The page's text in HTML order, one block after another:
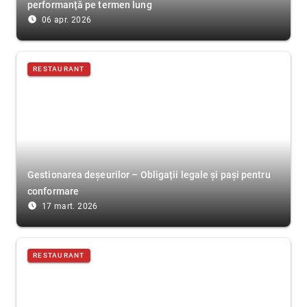
performanță pe termen lung
access_time_filled 06 apr. 2026
RESTAURANT
Gestionarea deșeurilor – Obligații legale și pași pentru
conformare
access_time_filled 17 mart. 2026
RESTAURANT